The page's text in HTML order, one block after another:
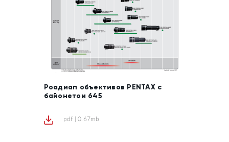
Роадмап объективов PENTAX с
байонетом 645
pdf | 0.67mb